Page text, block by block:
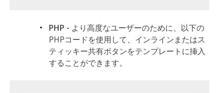
PHP - より高度なユーザーのために、以下の
PHPコードを使用して、インラインまたはス
ティッキー共有ボタンをテンプレートに挿入
することができます。